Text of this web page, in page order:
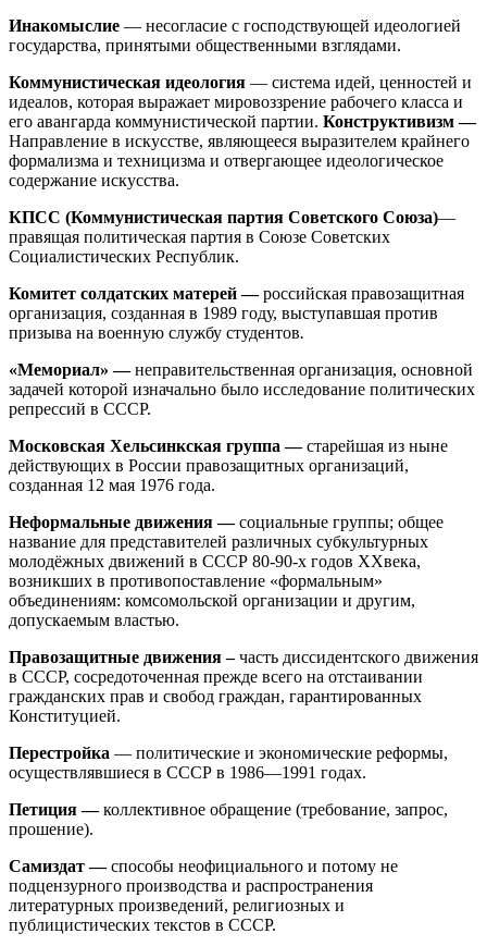
Инакомыслие — несогласие с господствующей идеологией
государства, принятыми общественными взглядами.
Коммунистическая идеология — система идей, ценностей и
идеалов, которая выражает мировоззрение рабочего класса и
его авангарда коммунистической партии. Конструктивизм —
Направление в искусстве, являющееся выразителем крайнего
формализма и техницизма и отвергающее идеологическое
содержание искусства.
КПСС (Коммунистическая партия Советского Союза)—
правящая политическая партия в Союзе Советских
Социалистических Республик.
Комитет солдатских матерей —российская правозащитная
организация, созданная в 1989 году, выступавшая против
призыва на военную службу студентов.
«Мемориал» —неправительственная организация, основной
задачей которой изначально было исследование политических
репрессий в СССР.
Московская Хельсинкская группа —старейшая из ныне
действующих в России правозащитных организаций,
созданная 12 мая 1976 года.
Неформальные движения —социальные группы; общее
название для представителей различных субкультурных
молодёжных движений в СССР 80-90-х годов XXвека,
возникших в противопоставление «формальным»
объединениям: комсомольской организации и другим,
допускаемым властью.
Правозащитные движения –часть диссидентского движения
в СССР, сосредоточенная прежде всего на отстаивании
гражданских прав и свобод граждан, гарантированных
Конституцией.
Перестройка — политические и экономические реформы,
осуществлявшиеся в СССР в 1986—1991 годах.
Петиция —коллективное обращение (требование, запрос,
прошение).
Самиздат —способы неофициального и потому не
подцензурного производства и распространения
литературных произведений, религиозных и
публицистических текстов в СССР.